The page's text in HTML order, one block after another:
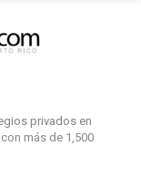
privados en
más de 1,500